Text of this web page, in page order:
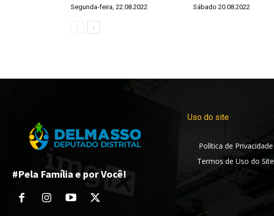
Segunda-feira, 22.08.2022 Sábado 20.08.2022
#Pela Família e por Você!
Uso do site
Política de Privacidade
Termos de Uso do Site